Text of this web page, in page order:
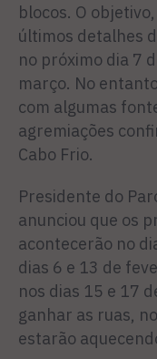
blocos. O
últimos detalhes
no próximo dia 7
março. No
com algumas
agremiações
Cabo Frio.
Presidente do
anunciou que os
acontecerão no
dias 6 e 13 de
nos dias 15 e 17
ganhar as ruas,
estarão